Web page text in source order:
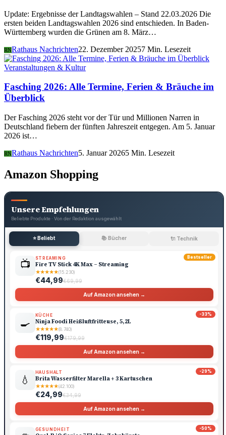
Update: Ergebnisse der Landtagswahlen – Stand 22.03.2026 Die
ersten beiden Landtagswahlen 2026 sind entschieden. In Baden-
Württemberg wurden die Grünen am 8. März…
RNRathaus Nachrichten22. Dezember 20257 Min. Lesezeit
Veranstaltungen & Kultur
Fasching 2026: Alle Termine, Ferien & Bräuche im
Überblick
Der Fasching 2026 steht vor der Tür und Millionen Narren in
Deutschland fiebern der fünften Jahreszeit entgegen. Am 5. Januar
2026 ist…
RNRathaus Nachrichten5. Januar 20265 Min. Lesezeit
Amazon Shopping
Unsere Empfehlungen
Beliebte Produkte · Von der Redaktion ausgewählt
⭐ Beliebt 📚 Bücher 🔌 Technik
Bestseller
📺 STREAMING
Fire TV Stick 4K Max – Streaming
★★★★★(15.230)
€44,99€69,99
Auf Amazon ansehen →
-33%
🍳
KÜCHE
Ninja Foodi Heißluftfritteuse, 5,2L
★★★★★(8.740)
€119,99€179,99
Auf Amazon ansehen →
-29%
💧
HAUSHALT
Brita Wasserfilter Marella + 3 Kartuschen
★★★★★(42.100)
€24,99€34,99
Auf Amazon ansehen →
-50%
GESUNDHEIT